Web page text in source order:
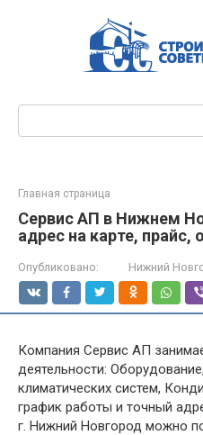
Главная страница
Сервис АП в Нижнем
адрес на карте, прайс,
Опубликовано: Нижний
Компания Сервис АП
деятельности:
климатических систем,
график работы и точный
г. Нижний Новгород можно